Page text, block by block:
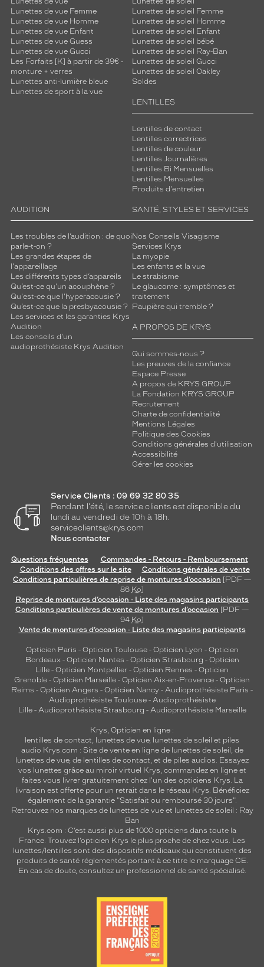
Lunettes de vue Femme
Lunettes de vue Homme
Lunettes de vue Enfant
Lunettes de vue Guess
Lunettes de vue Gucci
Les Forfaits [K] à partir de 39€ -
monture + verres
Lunettes anti-lumière bleue
Lunettes de sport à la vue
Lunettes de soleil Femme
Lunettes de soleil Homme
Lunettes de soleil Enfant
Lunettes de soleil bébé
Lunettes de soleil Ray-Ban
Lunettes de soleil Gucci
Lunettes de soleil Oakley
Soldes
LENTILLES
Lentilles de contact
Lentilles correctrices
Lentilles de couleur
Lentilles Journalières
Lentilles Bi Mensuelles
Lentilles Mensuelles
Produits d'entretien
AUDITION
Les troubles de l’audition : de quoi
parle-t-on ?
Les grandes étapes de
l'appareillage
Les différents types d’appareils
Qu’est-ce qu'un acouphène ?
Qu'est-ce que l'hyperacousie ?
Qu’est-ce que la presbyacousie ?
Les services et les garanties Krys
Audition
Les conseils d'un
audioprothésiste Krys Audition
SANTÉ, STYLES ET SERVICES
Nos Conseils Visagisme
Services Krys
La myopie
Les enfants et la vue
Le strabisme
Le glaucome : symptômes et
traitement
Paupière qui tremble ?
A PROPOS DE KRYS
Qui sommes-nous ?
Les preuves de la confiance
Espace Presse
A propos de KRYS GROUP
La Fondation KRYS GROUP
Recrutement
Charte de confidentialité
Mentions Légales
Politique des Cookies
Conditions générales d'utilisation
Accessibilité
Gérer les cookies
Service Clients : 09 69 32 80 35
Pendant l'été, le service clients est disponible du
lundi au vendredi de 10h à 18h.
serviceclients@krys.com
Nous contacter
Questions fréquentes
Commandes - Retours - Remboursement
Conditions des offres sur le site
Conditions générales de vente
Conditions particulières de reprise de montures d’occasion [PDF —
86 Ko]
Reprise de montures d’occasion - Liste des magasins participants
Conditions particulières de vente de montures d’occasion [PDF —
94 Ko]
Vente de montures d’occasion - Liste des magasins participants
Opticien Paris - Opticien Toulouse- Opticien Lyon - Opticien
Bordeaux- Opticien Nantes - Opticien Strasbourg - Opticien
Lille - Opticien Montpellier - Opticien Rennes - Opticien
Grenoble - Opticien Marseille - Opticien Aix-en-Provence - Opticien
Reims - Opticien Angers - Opticien Nancy - Audioprothésiste Paris -
Audioprothésiste Toulouse- Audioprothésiste
Lille- Audioprothésiste Strasbourg - Audioprothésiste Marseille
Krys, Opticien en ligne :
lentilles de contact, lunettes de vue, lunettes de soleil et piles
audio Krys.com : Site de vente en ligne de lunettes de soleil, de
lunettes de vue, de lentilles de contact, et de piles audios. Essayez
vos lunettes grâce au miroir virtuel Krys, commandez en ligne et
faites vous livrer gratuitement chez l'un des opticiens Krys. La
livraison est offerte pour un retrait dans le réseau Krys. Bénéficiez
également de la garantie "Satisfait ou remboursé 30 jours".
Retrouvez nos marques de lunettes de vue et lunettes de soleil : Ray
Ban
Krys.com : C’est aussi plus de 1000 opticiens dans toute la
France. Trouvez l’opticien Krys le plus proche de chez vous. Les
lunettes/lentilles sont des dispositifs médicaux qui constituent des
produits de santé réglementés portant à ce titre le marquage CE.
En cas de doute, consultez un professionnel de santé spécialisé.